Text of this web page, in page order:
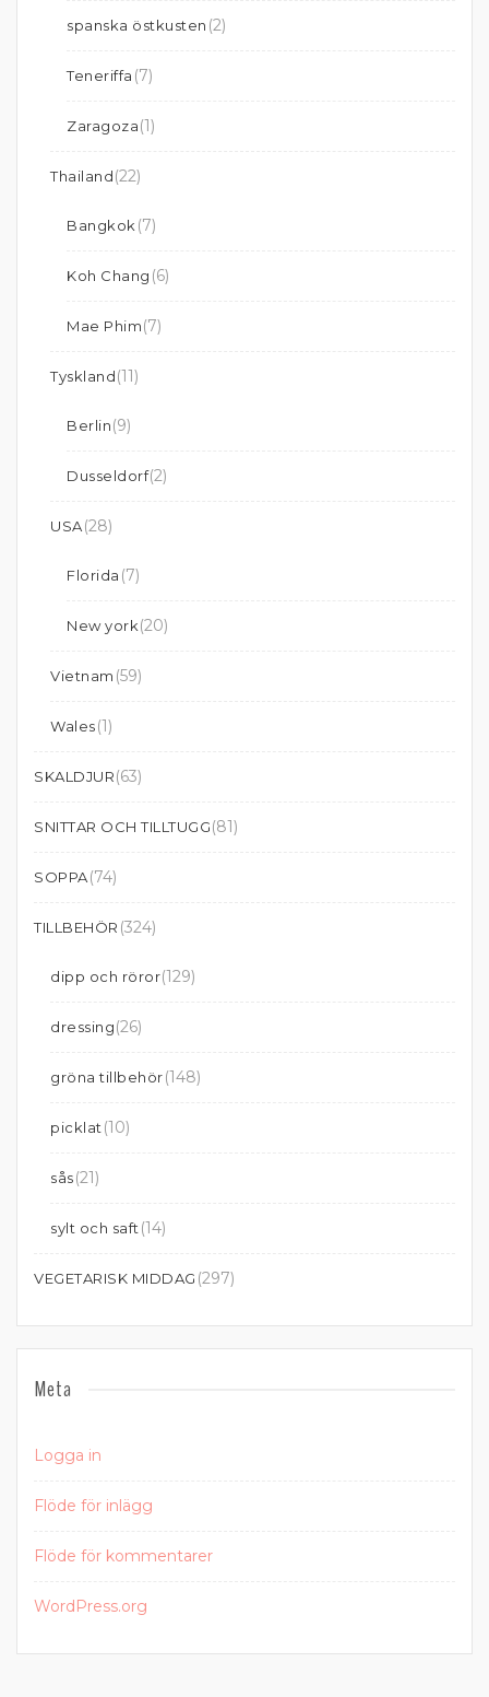
spanska östkusten (2)
Teneriffa (7)
Zaragoza(1)
Thailand(22)
Bangkok (7)
Koh Chang (6)
Mae Phim(7)
Tyskland(11)
Berlin(9)
Dusseldorf(2)
USA(28)
Florida (7)
New york(20)
Vietnam (59)
Wales(1)
SKALDJUR(63)
SNITTAR OCH TILLTUGG(81)
SOPPA(74)
TILLBEHÖR (324)
dipp och röror(129)
dressing(26)
gröna tillbehör(148)
picklat (10)
sås(21)
sylt och saft (14)
VEGETARISK MIDDAG (297)
Meta
Logga in
Flöde för inlägg
Flöde för kommentarer
WordPress.org